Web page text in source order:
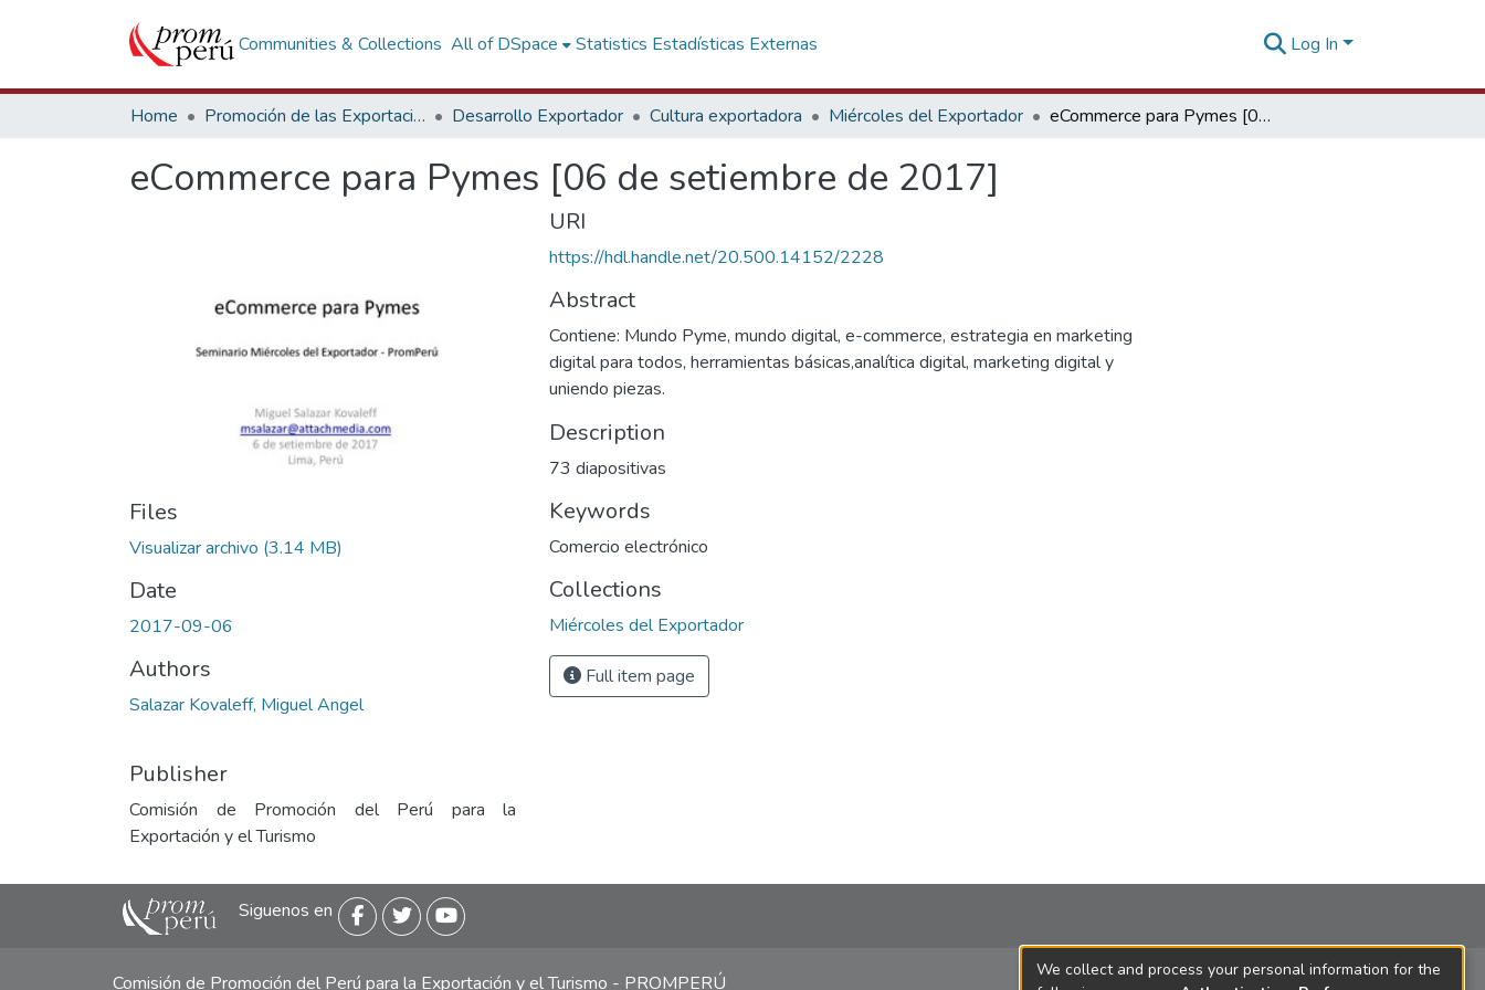
Communities & Collections All of DSpace Statistics Estadísticas Externas Log In
Home Promoción de las Exportaciones Desarrollo Exportador Cultura exportadora Miércoles del Exportador eCommerce para Pymes [06 de setiembre de 2017]
eCommerce para Pymes [06 de setiembre de 2017]
Files
Visualizar archivo (3.14 MB)
Date
2017-09-06
Authors
Salazar Kovaleff, Miguel Angel
Publisher
Comisión de Promoción del Perú para la
Exportación y el Turismo
URI
https://hdl.handle.net/20.500.14152/2228
Abstract
Contiene: Mundo Pyme, mundo digital, e-commerce, estrategia en marketing
digital para todos, herramientas básicas,analítica digital, marketing digital y
uniendo piezas.
Description
73 diapositivas
Keywords
Comercio electrónico
Collections
Miércoles del Exportador
Full item page
Siguenos en
Comisión de Promoción del Perú para la Exportación y el Turismo - PROMPERÚ
We collect and process your personal information for the